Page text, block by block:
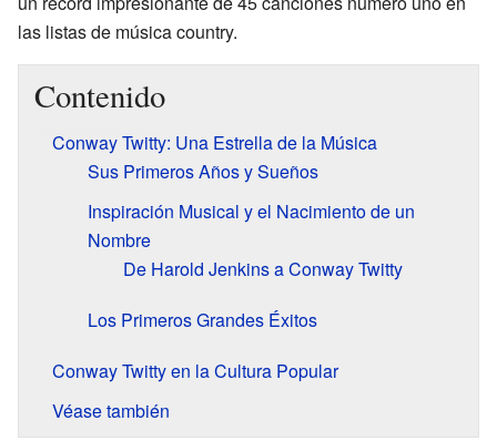
las listas de música country.
Contenido
Conway Twitty: Una Estrella de la Música
Sus Primeros Años y Sueños
Inspiración Musical y el Nacimiento de un
Nombre
De Harold Jenkins a Conway Twitty
Los Primeros Grandes Éxitos
Conway Twitty en la Cultura Popular
Véase también